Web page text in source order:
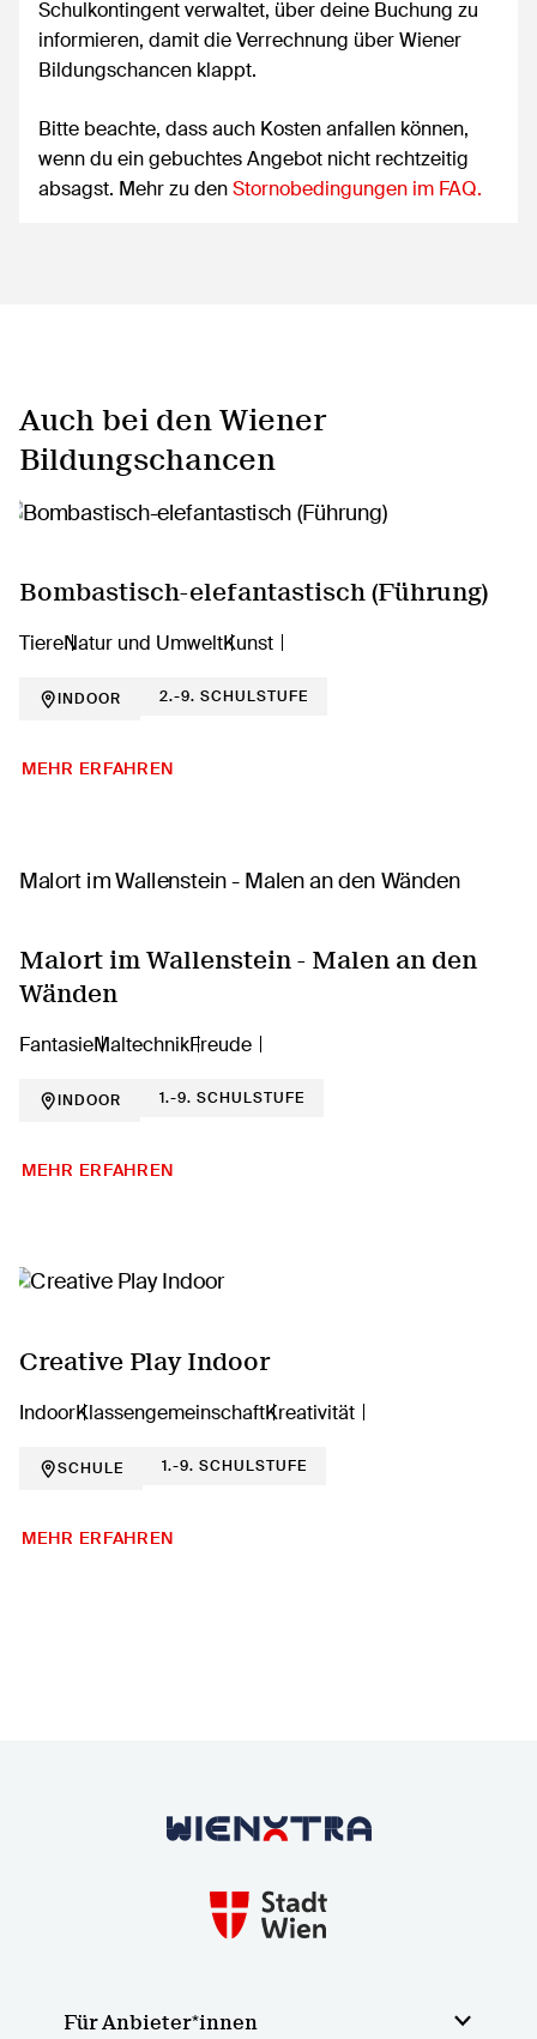
Schulkontingent verwaltet, über deine Buchung zu
informieren, damit die Verrechnung über Wiener
Bildungschancen klappt.
Bitte beachte, dass auch Kosten anfallen können,
wenn du ein gebuchtes Angebot nicht rechtzeitig
absagst. Mehr zu denStornobedingungen im FAQ.
Auch bei den Wiener
Bildungschancen
Bombastisch-elefantastisch (Führung)
TiereNatur und UmweltKunst
INDOOR 2.-9. SCHULSTUFE
MEHR ERFAHREN
Malort im Wallenstein - Malen an den
Wänden
FantasieMaltechnikFreude
INDOOR 1.-9. SCHULSTUFE
MEHR ERFAHREN
Creative Play Indoor
IndoorKlassengemeinschaftKreativität
SCHULE 1.-9. SCHULSTUFE
MEHR ERFAHREN
Zurück zur Startseite
Für Anbieter*innen